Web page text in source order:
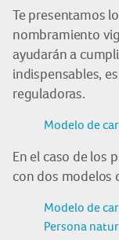
Te presentamos
nombramiento
ayudarán a
indispensables,
reguladoras.
Modelo de
En el caso de los
con dos modelos
Modelo de
Persona